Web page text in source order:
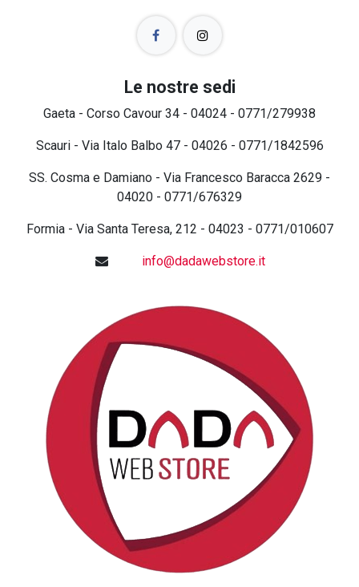
Le nostre sedi
Gaeta - Corso Cavour 34 - 04024 - 0771/279938
Scauri - Via Italo Balbo 47 - 04026 - 0771/1842596
SS. Cosma e Damiano - Via Francesco Baracca 2629 -
04020 - 0771/676329
Formia - Via Santa Teresa, 212 - 04023 - 0771/010607
info@dadawebstore.it